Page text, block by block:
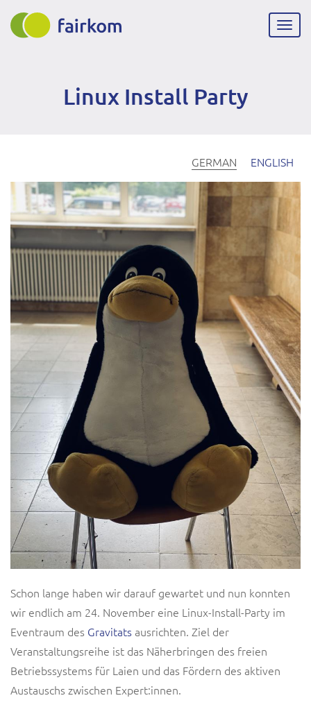
Direkt
zum
Linux Install Party
GERMAN ENGLISH
Schon lange haben wir darauf gewartet und nun konnten
wir endlich am 24. November eine Linux-Install-Party im
Eventraum des Gravitatsausrichten. Ziel der
Veranstaltungsreihe ist das Näherbringen des freien
Betriebssystems für Laien und das Fördern des aktiven
Austauschs zwischen Expert:innen.